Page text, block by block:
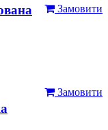
Замовити
Замовити